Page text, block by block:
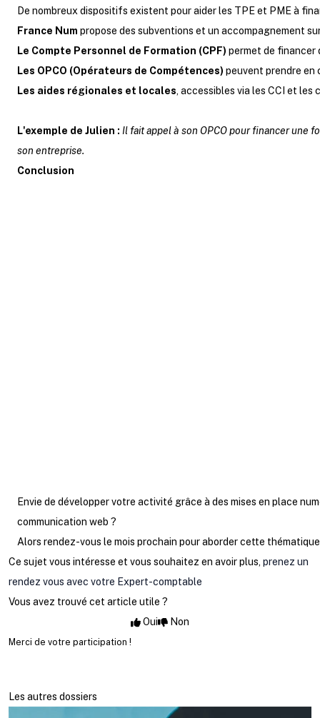
De nombreux dispositifs existent pour aider les TPE et PME à
France Num propose des subventions et un accompagnement
Le Compte Personnel de Formation (CPF) permet de financer
Les OPCO (Opérateurs de Compétences) peuvent prendre en
Les aides régionales et locales, accessibles via les CCI et les
L'exemple de Julien : Il fait appel à son OPCO pour financer une
son entreprise.
Conclusion
Envie de développer votre activité grâce à des mises en place
communication web ?
Alors rendez-vous le mois prochain pour aborder cette
Ce sujet vous intéresse et vous souhaitez en avoir plus, prenez un
rendez vous avec votre Expert-comptable
Vous avez trouvé cet article utile ?
Oui
Non
Merci de votre participation !
Les autres dossiers